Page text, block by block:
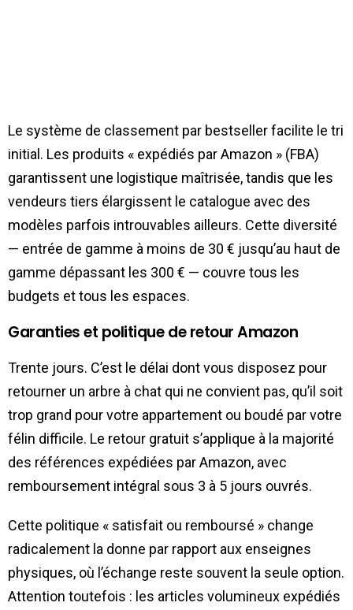
Le système de classement par bestseller facilite le tri
initial. Les produits « expédiés par Amazon » (FBA)
garantissent une logistique maîtrisée, tandis que les
vendeurs tiers élargissent le catalogue avec des
modèles parfois introuvables ailleurs. Cette diversité
— entrée de gamme à moins de 30 € jusqu’au haut de
gamme dépassant les 300 € — couvre tous les
budgets et tous les espaces.
Garanties et politique de retour Amazon
Trente jours. C’est le délai dont vous disposez pour
retourner un arbre à chat qui ne convient pas, qu’il soit
trop grand pour votre appartement ou boudé par votre
félin difficile. Le retour gratuit s’applique à la majorité
des références expédiées par Amazon, avec
remboursement intégral sous 3 à 5 jours ouvrés.
Cette politique « satisfait ou remboursé » change
radicalement la donne par rapport aux enseignes
physiques, où l’échange reste souvent la seule option.
Attention toutefois : les articles volumineux expédiés